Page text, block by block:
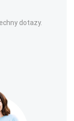
dotazy.